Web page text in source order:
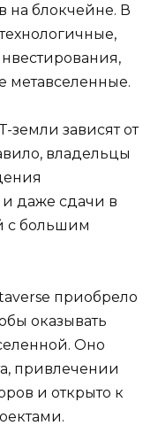
на блокчейне. В
метавселенные.
земли зависят от
владельцы
даже сдачи в
с большим
приобрело
оказывать
Оно
привлечении
и открыто к